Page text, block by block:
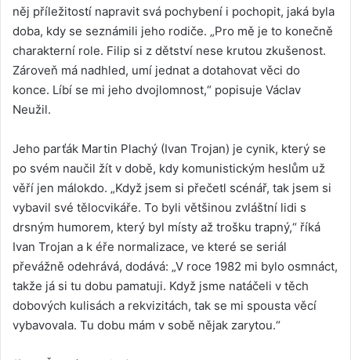
něj příležitostí napravit svá pochybení i pochopit, jaká byla
doba, kdy se seznámili jeho rodiče. „Pro mě je to konečně
charakterní role. Filip si z dětství nese krutou zkušenost.
Zároveň má nadhled, umí jednat a dotahovat věci do
konce. Líbí se mi jeho dvojlomnost,“ popisuje Václav
Neužil.
Jeho parťák Martin Plachý (Ivan Trojan) je cynik, který se
po svém naučil žít v době, kdy komunistickým heslům už
věří jen málokdo. „Když jsem si přečetl scénář, tak jsem si
vybavil své tělocvikáře. To byli většinou zvláštní lidi s
drsným humorem, který byl místy až trošku trapný,“ říká
Ivan Trojan a k éře normalizace, ve které se seriál
převážně odehrává, dodává: „V roce 1982 mi bylo osmnáct,
takže já si tu dobu pamatuji. Když jsme natáčeli v těch
dobových kulisách a rekvizitách, tak se mi spousta věcí
vybavovala. Tu dobu mám v sobě nějak zarytou.“